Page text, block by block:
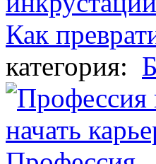
Как
категория: